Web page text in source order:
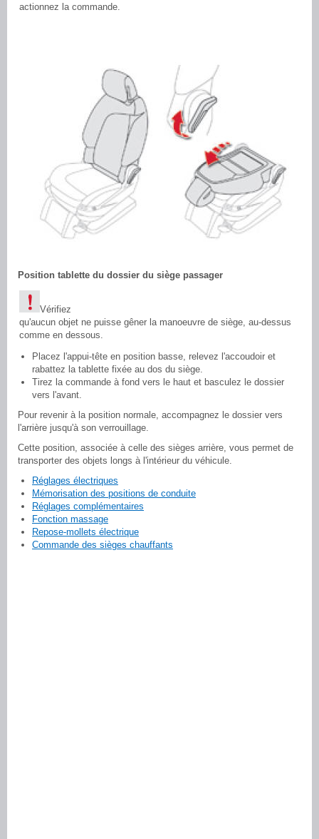
actionnez la commande.
Position tablette du dossier du siège passager
Vérifiez
qu'aucun objet ne puisse gêner la manoeuvre de siège, au-dessus
comme en dessous.
Placez l'appui-tête en position basse, relevez l'accoudoir et
rabattez la tablette fixée au dos du siège.
Tirez la commande à fond vers le haut et basculez le dossier
vers l'avant.
Pour revenir à la position normale, accompagnez le dossier vers
l'arrière jusqu'à son verrouillage.
Cette position, associée à celle des sièges arrière, vous permet de
transporter des objets longs à l'intérieur du véhicule.
Réglages électriques
Mémorisation des positions de conduite
Réglages complémentaires
Fonction massage
Repose-mollets électrique
Commande des sièges chauffants